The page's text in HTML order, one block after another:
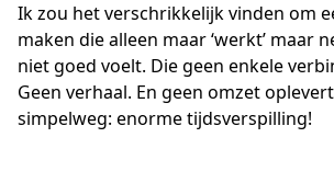
Ik zou het verschrikkelijk vinden om
maken die alleen maar ‘werkt’ maar
niet goed voelt. Die geen enkele
Geen verhaal. En geen omzet
simpelweg: enorme tijdsverspilling!